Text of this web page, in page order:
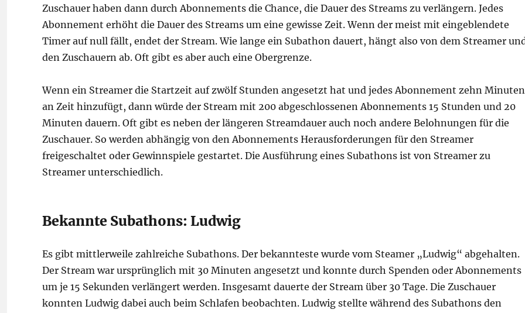
Zuschauer haben dann durch Abonnements die Chance, die Dauer des Streams zu verlängern. Jedes
Abonnement erhöht die Dauer des Streams um eine gewisse Zeit. Wenn der meist mit eingeblendete
Timer auf null fällt, endet der Stream. Wie lange ein Subathon dauert, hängt also von dem Streamer
den Zuschauern ab. Oft gibt es aber auch eine Obergrenze.
Wenn ein Streamer die Startzeit auf zwölf Stunden angesetzt hat und jedes Abonnement zehn Minuten
an Zeit hinzufügt, dann würde der Stream mit 200 abgeschlossenen Abonnements 15 Stunden und 20
Minuten dauern. Oft gibt es neben der längeren Streamdauer auch noch andere Belohnungen für die
Zuschauer. So werden abhängig von den Abonnements Herausforderungen für den Streamer
freigeschaltet oder Gewinnspiele gestartet. Die Ausführung eines Subathons ist von Streamer zu
Streamer unterschiedlich.
Bekannte Subathons: Ludwig
Es gibt mittlerweile zahlreiche Subathons. Der bekannteste wurde vom Steamer „Ludwig“ abgehalten.
Der Stream war ursprünglich mit 30 Minuten angesetzt und konnte durch Spenden oder Abonnements
um je 15 Sekunden verlängert werden. Insgesamt dauerte der Stream über 30 Tage. Die Zuschauer
konnten Ludwig dabei auch beim Schlafen beobachten. Ludwig stellte während des Subathons den